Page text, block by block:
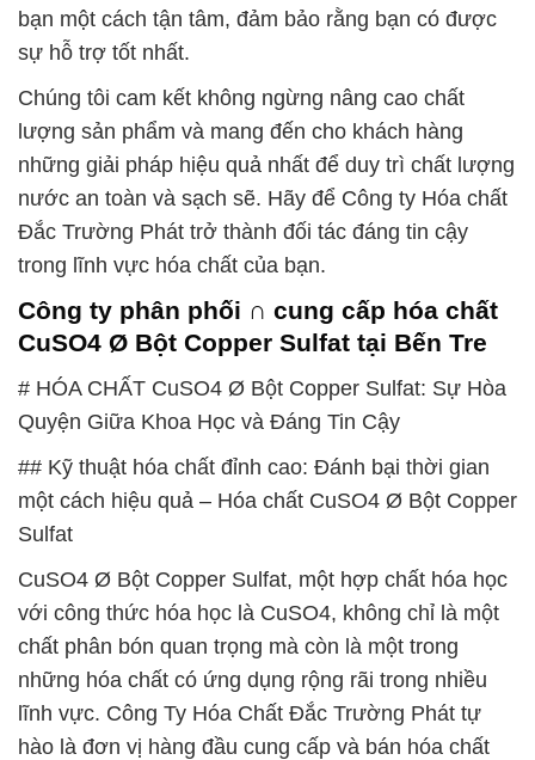
bạn một cách tận tâm, đảm bảo rằng bạn có được
sự hỗ trợ tốt nhất.
Chúng tôi cam kết không ngừng nâng cao chất
lượng sản phẩm và mang đến cho khách hàng
những giải pháp hiệu quả nhất để duy trì chất lượng
nước an toàn và sạch sẽ. Hãy để Công ty Hóa chất
Đắc Trường Phát trở thành đối tác đáng tin cậy
trong lĩnh vực hóa chất của bạn.
Công ty phân phối ∩ cung cấp hóa chất
CuSO4 Ø Bột Copper Sulfat tại Bến Tre
# HÓA CHẤT CuSO4 Ø Bột Copper Sulfat: Sự Hòa
Quyện Giữa Khoa Học và Đáng Tin Cậy
## Kỹ thuật hóa chất đỉnh cao: Đánh bại thời gian
một cách hiệu quả – Hóa chất CuSO4 Ø Bột Copper
Sulfat
CuSO4 Ø Bột Copper Sulfat, một hợp chất hóa học
với công thức hóa học là CuSO4, không chỉ là một
chất phân bón quan trọng mà còn là một trong
những hóa chất có ứng dụng rộng rãi trong nhiều
lĩnh vực. Công Ty Hóa Chất Đắc Trường Phát tự
hào là đơn vị hàng đầu cung cấp và bán hóa chất